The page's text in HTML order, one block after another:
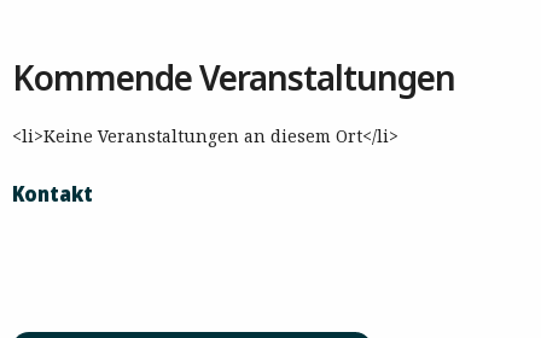
Kommende Veranstaltungen
<li>Keine Veranstaltungen an diesem Ort</li>
Kontakt